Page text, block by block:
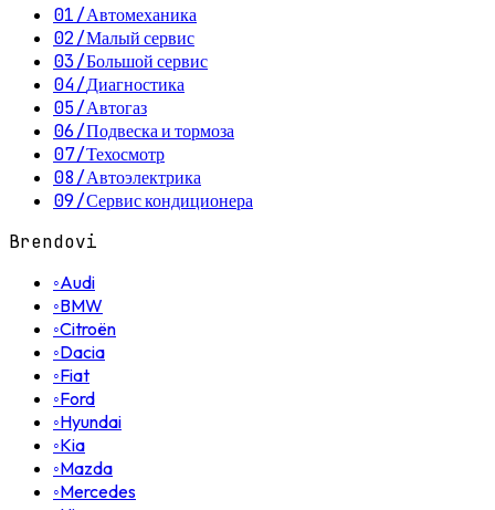
01/Автомеханика
02/Малый сервис
03/Большой сервис
04/Диагностика
05/Автогаз
06/Подвеска и тормоза
07/Техосмотр
08/Автоэлектрика
09/Сервис кондиционера
Brendovi
◦Audi
◦BMW
◦Citroën
◦Dacia
◦Fiat
◦Ford
◦Hyundai
◦Kia
◦Mazda
◦Mercedes